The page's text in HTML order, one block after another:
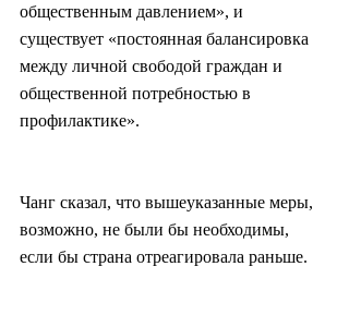
общественным давлением», и
существует «постоянная балансировка
между личной свободой граждан и
общественной потребностью в
профилактике».
Чанг сказал, что вышеуказанные меры,
возможно, не были бы необходимы,
если бы страна отреагировала раньше.